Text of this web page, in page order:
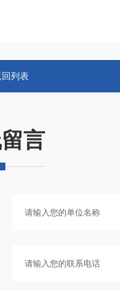
回列表
言